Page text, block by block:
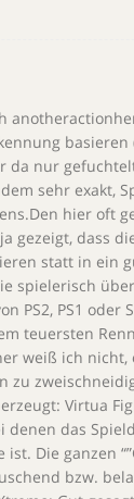
da nur
sehr exakt,
hier oft
gezeigt, dass
statt in ein
spielerisch
PS2, PS1 oder
teuersten
weiß ich
Virtua
denen das
Die ganzen
bzw.